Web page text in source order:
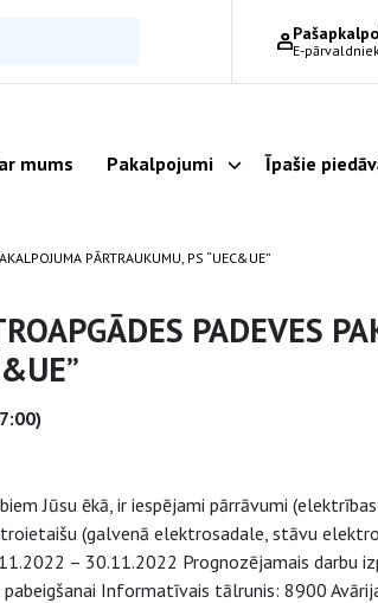
E-
mums Pakalpojumi ParādītĪpašie
PĀRTRAUKUMU, PS “UEC&UE”
PADEVES
Jūsu ēkā, ir iespējami pārrāvumi
(galvenā elektrosadale, stāvu
– 30.11.2022 Prognozējamais darbu
Informatīvais tālrunis: 8900